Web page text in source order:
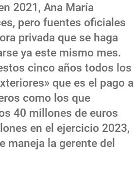
2021, Ana María
pero fuentes oficiales
privada que se haga
ya este mismo mes.
cinco años todos los
que es el pago a
como los que
40 millones de euros
en el ejercicio 2023,
maneja la gerente del